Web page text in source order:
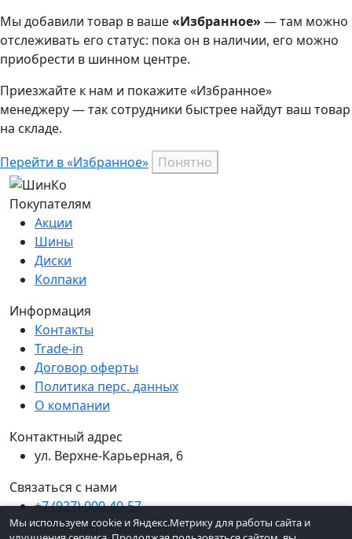
Мы добавили товар в ваше«Избранное» — там можно
отслеживать его статус: пока он в наличии, его можно
приобрести в шинном центре.
Приезжайте к нам и покажите «Избранное»
менеджеру — так сотрудники быстрее найдут ваш товар
на складе.
Перейти в «Избранное» Понятно
Покупателям
Акции
Шины
Диски
Колпаки
Информация
Контакты
Trade-in
Договор оферты
Политика перс. данных
О компании
Контактный адрес
ул. Верхне-Карьерная, 6
Связаться с нами
+7 (927) 000-40-57
Мы используем cookie и Яндекс.Метрику для работы сайта и